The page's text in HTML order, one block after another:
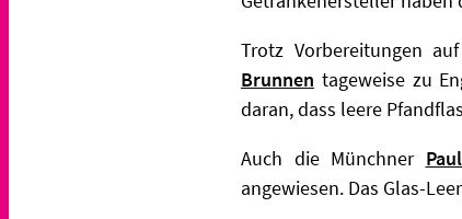
Trotz Vorbereitungen
Brunnen tageweise zu
daran, dass leere
Auch die Münchner
angewiesen. Das Glas-